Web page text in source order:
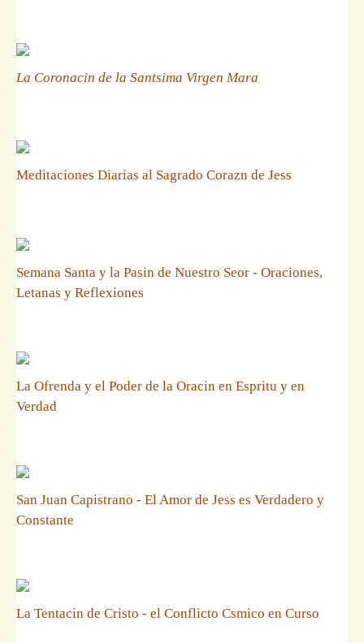
La Coronacin de la Santsima Virgen Mara
Meditaciones Diarias al Sagrado Corazn de Jess
Semana Santa y la Pasin de Nuestro Seor - Oraciones,
Letanas y Reflexiones
La Ofrenda y el Poder de la Oracin en Espritu y en
Verdad
San Juan Capistrano - El Amor de Jess es Verdadero y
Constante
La Tentacin de Cristo - el Conflicto Csmico en Curso